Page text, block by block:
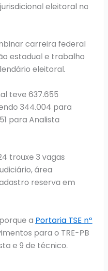
eleitoral no
carreira federal
estadual e trabalho
eleitoral.
teve 637.655
344.004 para
para Analista
trouxe 3 vagas
área
reserva em
a Portaria TSE nº
para o TRE-PB
e 9 de técnico.